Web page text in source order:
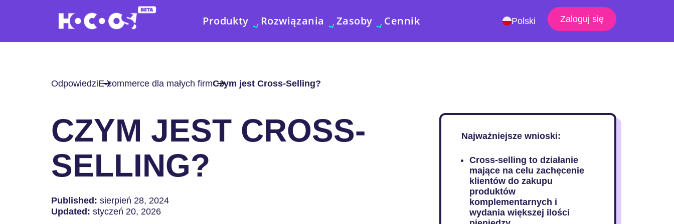
Produkty Rozwiązania Zasoby Cennik Polski Zaloguj się
OdpowiedziE-commerce dla małych firmCzym jest Cross-Selling?
CZYM JEST CROSS-
SELLING?
Published: sierpień 28, 2024
Updated: styczeń 20, 2026
Najważniejsze wnioski:
Cross-selling to działanie
mające na celu zachęcenie
klientów do zakupu
produktów
komplementarnych i
wydania większej ilości